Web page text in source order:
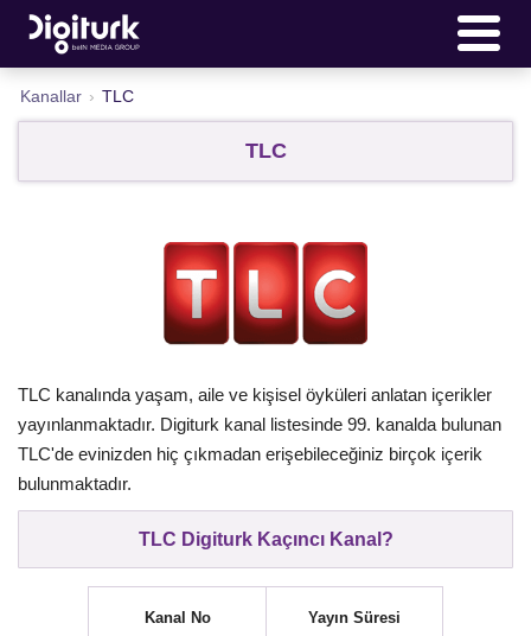
Kanallar › TLC
TLC
TLC kanalında yaşam, aile ve kişisel öyküleri anlatan içerikler
yayınlanmaktadır. Digiturk kanal listesinde 99. kanalda bulunan
TLC'de evinizden hiç çıkmadan erişebileceğiniz birçok içerik
bulunmaktadır.
TLC Digiturk Kaçıncı Kanal?
Kanal No Yayın Süresi